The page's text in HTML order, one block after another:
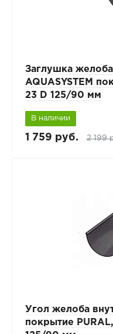
Заглушка
AQUASYSTEM
23 D 125/90 мм
В наличии
1 759 руб. 2 199
Угол желоба
покрытие